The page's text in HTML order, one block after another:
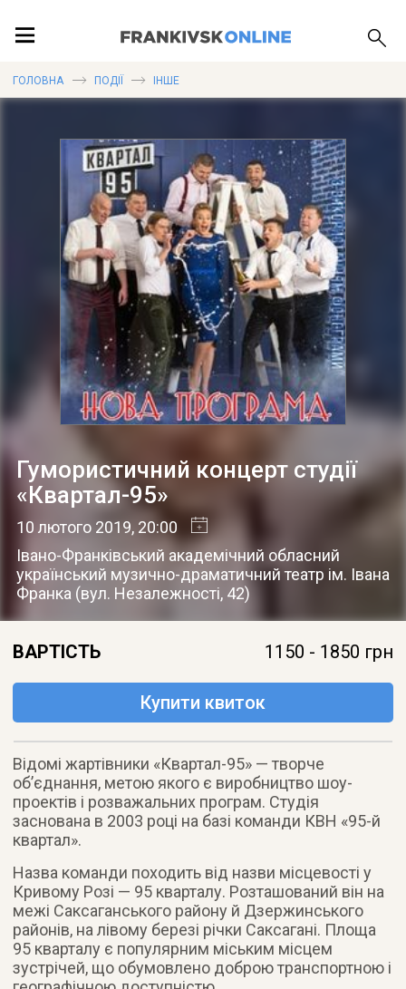
ПУБЛІКАЦІЇ
ГОЛОВНА ПОДІЇ ІНШЕ
Гумористичний концерт студії
«Квартал-95»
10 лютого 2019, 20:00
Івано-Франківський академічний обласний
український музично-драматичний театр ім. Івана
Франка (вул. Незалежності, 42)
ВАРТІСТЬ 1150 - 1850 грн
Купити квиток
Відомі жартівники «Квартал-95» — творче
об’єднання, метою якого є виробництво шоу-
проектів і розважальних програм. Студія
заснована в 2003 році на базі команди КВН «95-й
квартал».
Назва команди походить від назви місцевості у
Кривому Розі — 95 кварталу. Розташований він на
межі Саксаганського району й Дзержинського
районів, на лівому березі річки Саксагані. Площа
95 кварталу є популярним міським місцем
зустрічей, що обумовлено доброю транспортною і